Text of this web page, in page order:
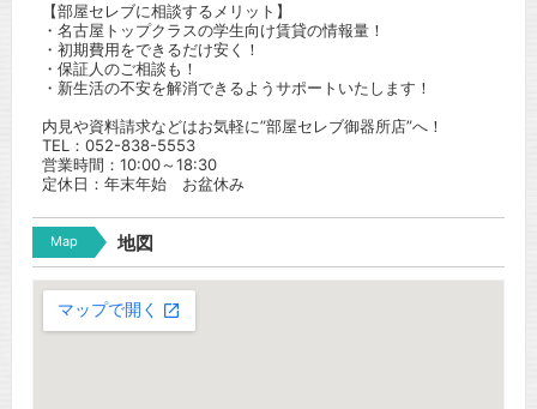
【部屋セレブに相談するメリット】
・名古屋トップクラスの学生向け賃貸の情報量！
・初期費用をできるだけ安く！
・保証人のご相談も！
・新生活の不安を解消できるようサポートいたします！
内見や資料請求などはお気軽に”部屋セレブ御器所店”へ！
TEL：052-838-5553
営業時間：10:00～18:30
定休日：年末年始 お盆休み
Map 地図